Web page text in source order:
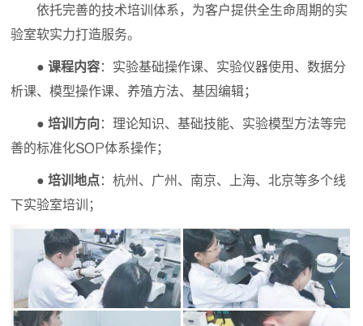
依托完善的技术培训体系，为客户提供全生命周期的实
验室软实力打造服务。
● 课程内容：实验基础操作课、实验仪器使用、数据分
析课、模型操作课、养殖方法、基因编辑；
● 培训方向：理论知识、基础技能、实验模型方法等完
善的标准化SOP体系操作；
● 培训地点：杭州、广州、南京、上海、北京等多个线
下实验室培训；